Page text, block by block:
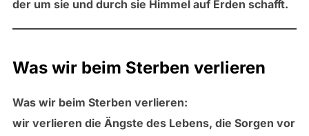
der um sie und durch sie Himmel auf Erden schafft.
Was wir beim Sterben verlieren
Was wir beim Sterben verlieren:
wir verlieren die Ängste des Lebens, die Sorgen vor